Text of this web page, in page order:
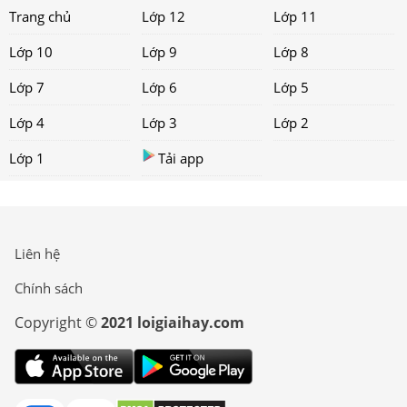
Trang chủ Lớp 12
Lớp 11
Lớp 10
Lớp 9
Lớp 8
Lớp 7
Lớp 6
Lớp 5
Lớp 4
Lớp 3
Lớp 2
Lớp 1
Tải app
Liên hệ
Chính sách
Copyright ©2021 loigiaihay.com